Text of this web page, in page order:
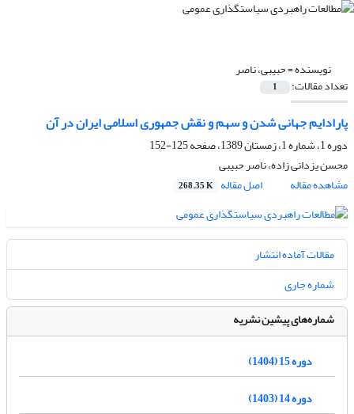
نویسنده =حبیبی، ناصر
تعداد مقالات: 1
پارادایم جهانی شدن و سهم و نقش جمهوری اسلامی ایران در آن
دوره 1، شماره 1، زمستان 1389، صفحه
125-152
محسن یزدانی زاده، ناصر حبیبی
مشاهده مقاله
اصل مقاله 268.35 K
مقالات آماده انتشار
شماره جاری
شماره‌های پیشین نشریه
دوره 15 (1404)
دوره 14 (1403)